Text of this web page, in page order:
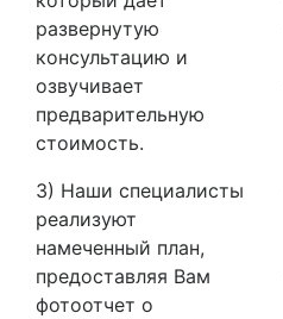
развернутую
консультацию и
озвучивает
предварительную
стоимость.
3) Наши специалисты
реализуют
намеченный план,
предоставляя Вам
фотоотчет о